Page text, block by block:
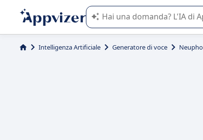
L'IA di Appvizer vi guida
Intelligenza Artificiale Generatore di voce